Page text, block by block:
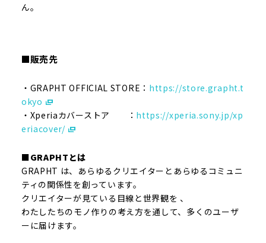
ん。
■販売先
・GRAPHT OFFICIAL STORE： https://store.grapht.t
okyo
・Xperiaカバーストア ： https://xperia.sony.jp/xp
eriacover/
■GRAPHTとは
GRAPHT は、あらゆるクリエイターとあらゆるコミュニ
ティの関係性を創っています。
クリエイターが見ている目線と世界観を 、
わたしたちのモノ作りの考え方を通して、多くのユーザ
ーに届けます。